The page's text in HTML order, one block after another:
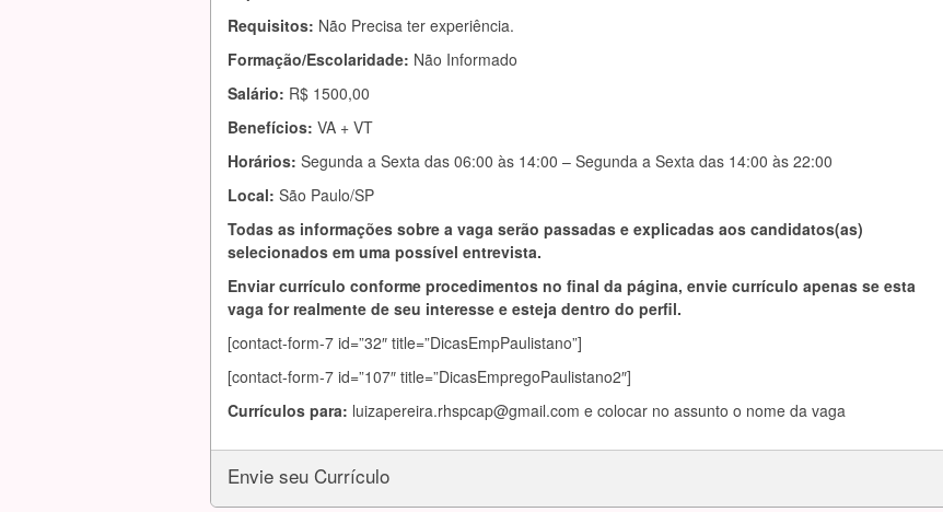
Requisitos: Não Precisa ter experiência.
Formação/Escolaridade: Não Informado
Salário: R$ 1500,00
Benefícios: VA + VT
Horários: Segunda a Sexta das 06:00 às 14:00 – Segunda a Sexta das 14:00 às 22:00
Local: São Paulo/SP
Todas as informações sobre a vaga serão passadas e explicadas aos candidatos(as)
selecionados em uma possível entrevista.
Enviar currículo conforme procedimentos no final da página, envie currículo apenas se esta
vaga for realmente de seu interesse e esteja dentro do perfil.
[contact-form-7 id=”32″ title=”DicasEmpPaulistano”]
[contact-form-7 id=”107″ title=”DicasEmpregoPaulistano2″]
Currículos para: luizapereira.rhspcap@gmail.com e colocar no assunto o nome da vaga
Envie seu Currículo